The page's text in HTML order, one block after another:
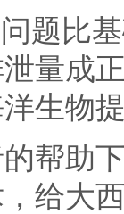
题比
量成
生物
帮助
给大